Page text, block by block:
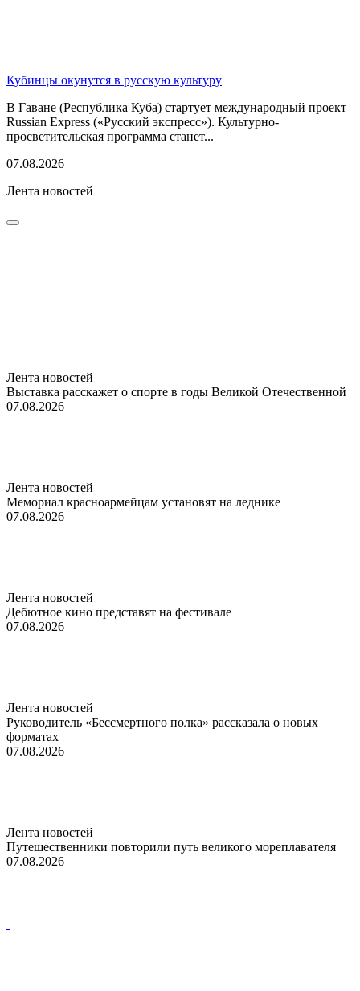
Кубинцы окунутся в русскую культуру
В Гаване (Республика Куба) стартует международный проект
Russian Express («Русский экспресс»). Культурно-
просветительская программа станет...
07.08.2026
Лента новостей
Лента новостей
Выставка расскажет о спорте в годы Великой Отечественной
07.08.2026
Лента новостей
Мемориал красноармейцам установят на леднике
07.08.2026
Лента новостей
Дебютное кино представят на фестивале
07.08.2026
Лента новостей
Руководитель «Бессмертного полка» рассказала о новых
форматах
07.08.2026
Лента новостей
Путешественники повторили путь великого мореплавателя
07.08.2026